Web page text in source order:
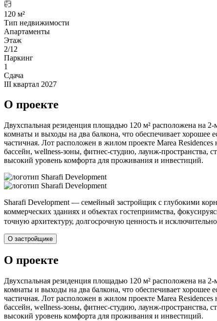
120 м²
Тип недвижимости
Апартаменты
Этаж
2/12
Паркинг
1
Сдача
III квартал 2027
О проекте
Двухспальная резиденция площадью 120 м² расположена на
комнаты и выходы на два балкона, что обеспечивает
частичная. Лот расположен в жилом проекте Marea
бассейн, wellness-зоны, фитнес-студию, лаунж-пространства,
высокий уровень комфорта для проживания и инвестиций.
Sharafi Development — семейный застройщик с глубокими
коммерческих зданиях и объектах гостеприимства,
точную архитектуру, долгосрочную ценность и
О застройщике
О проекте
Двухспальная резиденция площадью 120 м² расположена на
комнаты и выходы на два балкона, что обеспечивает
частичная. Лот расположен в жилом проекте Marea
бассейн, wellness-зоны, фитнес-студию, лаунж-пространства,
высокий уровень комфорта для проживания и инвестиций.